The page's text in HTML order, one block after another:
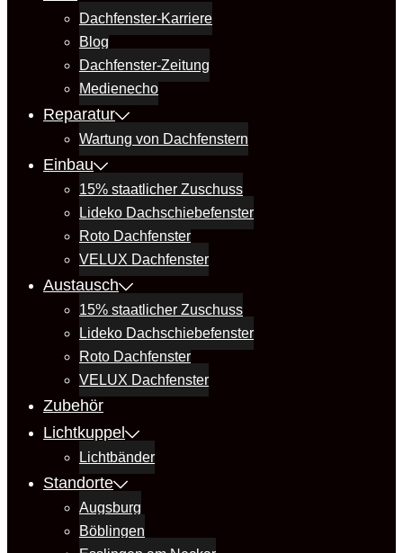
Dachfenster-Karriere
Blog
Dachfenster-Zeitung
Medienecho
Reparatur
Wartung von Dachfenstern
Einbau
15% staatlicher Zuschuss
Lideko Dachschiebefenster
Roto Dachfenster
VELUX Dachfenster
Austausch
15% staatlicher Zuschuss
Lideko Dachschiebefenster
Roto Dachfenster
VELUX Dachfenster
Zubehör
Lichtkuppel
Lichtbänder
Standorte
Augsburg
Böblingen